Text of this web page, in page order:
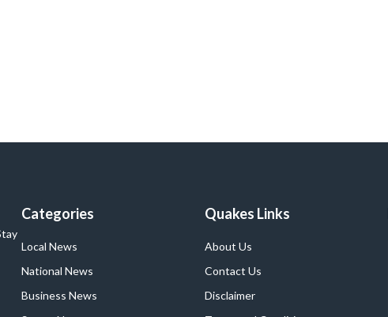
Categories
Local News
National News
Business News
Quakes Links
About Us
Contact Us
Disclaimer